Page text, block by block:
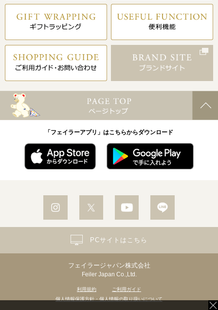
「フェイラーアプリ」はこちらからダウンロード
フェイラージャパン株式会社
Feiler Japan Co.,Ltd.
利用規約
ご利用ガイド
個人情報保護方針・個人情報の取り扱いについて
PCサイトはこちら